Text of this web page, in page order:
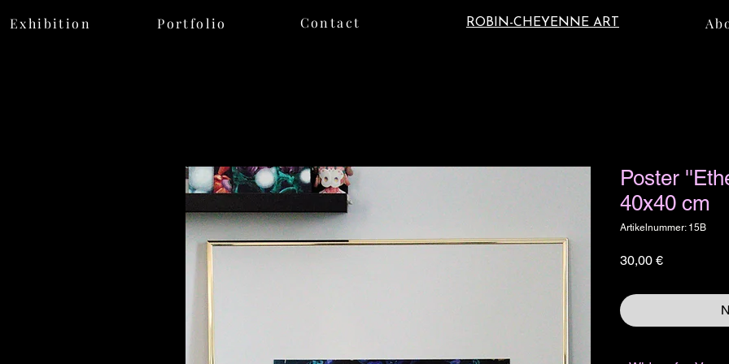
Exhibition Portfolio Contact ROBIN-CHEYENNE ART
Poster
40x40 cm
Artikelnummer: 15B
30,00 €Preis